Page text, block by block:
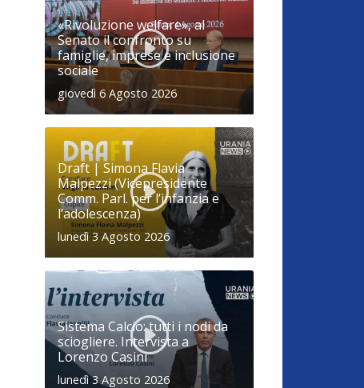
«Rivoluzione welfare», al
Senato il confronto su
famiglie, imprese e inclusione
sociale
giovedì 6 Agosto 2026
Draft | Simona Flavia
Malpezzi (Vicepresidente
Comm. Parl. per l’infanzia e
l’adolescenza)
lunedì 3 Agosto 2026
Sistema Calcio: tutti i nodi da
sciogliere. Intervista a
Lorenzo Casini
lunedì 3 Agosto 2026